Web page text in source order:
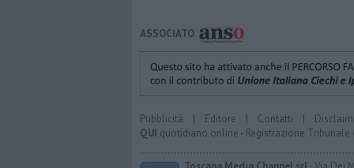
ASSOCIATO
Pubblicità | Editore | Contatti |
QUI quotidiano online - Registrazione Tribunale